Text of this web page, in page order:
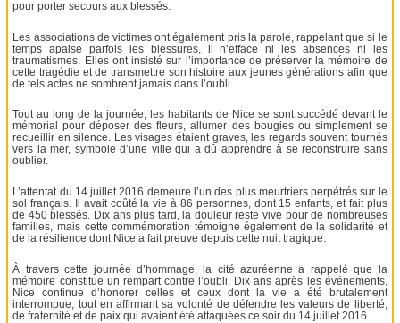
pour porter secours aux blessés.
Les associations de victimes ont également pris la parole, rappelant que si le
temps apaise parfois les blessures, il n’efface ni les absences ni les
traumatismes. Elles ont insisté sur l’importance de préserver la mémoire de
cette tragédie et de transmettre son histoire aux jeunes générations afin que
de tels actes ne sombrent jamais dans l’oubli.
Tout au long de la journée, les habitants de Nice se sont succédé devant le
mémorial pour déposer des fleurs, allumer des bougies ou simplement se
recueillir en silence. Les visages étaient graves, les regards souvent tournés
vers la mer, symbole d’une ville qui a dû apprendre à se reconstruire sans
oublier.
L’attentat du 14 juillet 2016 demeure l’un des plus meurtriers perpétrés sur le
sol français. Il avait coûté la vie à 86 personnes, dont 15 enfants, et fait plus
de 450 blessés. Dix ans plus tard, la douleur reste vive pour de nombreuses
familles, mais cette commémoration témoigne également de la solidarité et
de la résilience dont Nice a fait preuve depuis cette nuit tragique.
À travers cette journée d’hommage, la cité azuréenne a rappelé que la
mémoire constitue un rempart contre l’oubli. Dix ans après les événements,
Nice continue d’honorer celles et ceux dont la vie a été brutalement
interrompue, tout en affirmant sa volonté de défendre les valeurs de liberté,
de fraternité et de paix qui avaient été attaquées ce soir du 14 juillet 2016.